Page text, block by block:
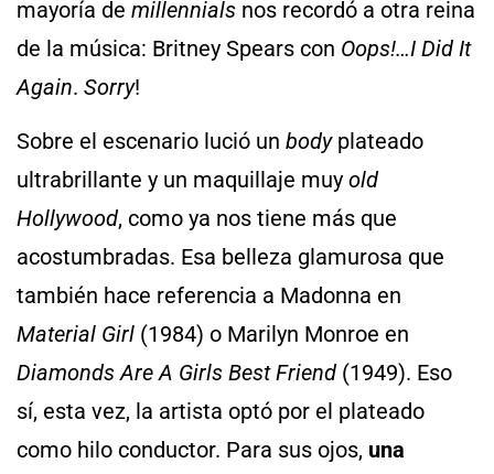
mayoría de millennials nos recordó a otra reina
de la música: Britney Spears con Oops!…I Did It
Again. Sorry!
Sobre el escenario lució un bodyplateado
ultrabrillante y un maquillaje muy old
Hollywood, como ya nos tiene más que
acostumbradas. Esa belleza glamurosa que
también hace referencia a Madonna en
Material Girl (1984) o Marilyn Monroe en
Diamonds Are A Girls Best Friend (1949). Eso
sí, esta vez, la artista optó por el plateado
como hilo conductor. Para sus ojos, una